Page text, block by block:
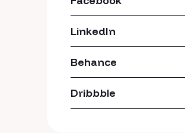
LinkedIn
Behance
Dribbble